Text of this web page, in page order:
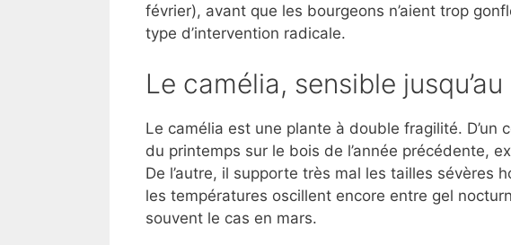
février), avant que les bourgeons n’aient trop
type d’intervention radicale.
Le camélia, sensible
Le camélia est une plante à double fragilité.
du printemps sur le bois de l’année précédente,
De l’autre, il supporte très mal les tailles sévères
les températures oscillent encore entre gel
souvent le cas en mars.